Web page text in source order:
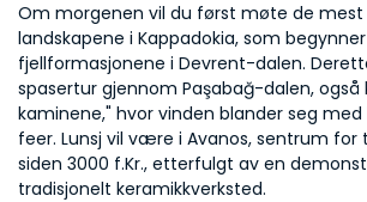
Om morgenen vil du først møte de
landskapene i Kappadokia, som
fjellformasjonene i Devrent-dalen.
spasertur gjennom Paşabağ-dalen, også
kaminene," hvor vinden blander seg
feer. Lunsj vil være i Avanos, sentrum for
siden 3000 f.Kr., etterfulgt av en
tradisjonelt keramikkverksted.